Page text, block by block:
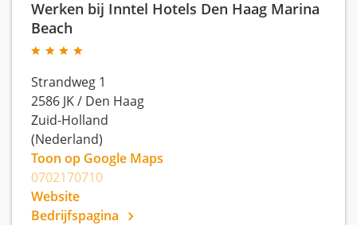
Werken bij Inntel Hotels Den Haag Marina
Beach
Strandweg 1
2586 JK/ Den Haag
Zuid-Holland
(Nederland)
Toon op Google Maps
0702170710
Website
Bedrijfspagina